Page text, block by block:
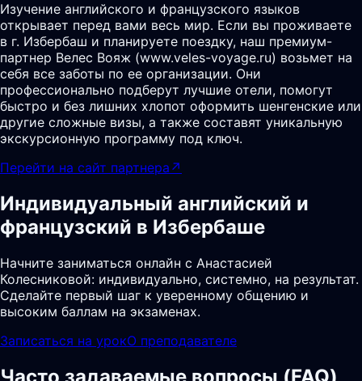
Изучение английского и французского языков
открывает перед вами весь мир. Если вы проживаете
в г. Избербаш и планируете поездку, наш премиум-
партнер Велес Вояж (www.veles-voyage.ru) возьмет на
себя все заботы по ее организации. Они
профессионально подберут лучшие отели, помогут
быстро и без лишних хлопот оформить шенгенские или
другие сложные визы, а также составят уникальную
экскурсионную программу под ключ.
Перейти на сайт партнера ↗
Индивидуальный английский и
французский в Избербаше
Начните заниматься онлайн с Анастасией
Колесниковой: индивидуально, системно, на результат.
Сделайте первый шаг к уверенному общению и
высоким баллам на экзаменах.
Записаться на урокО преподавателе